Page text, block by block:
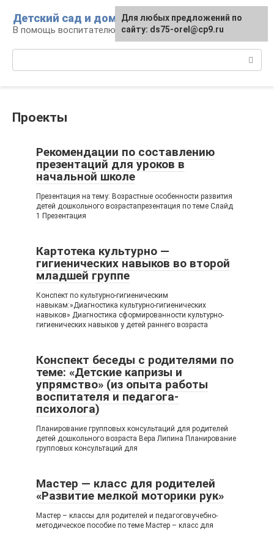
контенту
Детский сад и дом
В помощь воспитателю и родителям
Проекты
Рекомендации по составлению
презентаций для уроков в
начальной школе
Презентация на тему: Возрастные особенности развития
детей дошкольного возрастапрезентация по теме Слайд
1 Презентация
Картотека культурно —
гигиенических навыков во второй
младшей группе
Конспект по культурно-гигиеническим
навыкам:»Диагностика культурно-гигиенических
навыков» Диагностика сформированности культурно-
гигиенических навыков у детей раннего возраста
Конспект беседы с родителями по
теме: «Детские капризы и
упрямство» (из опыта работы
воспитателя и педагога-
психолога)
Планирование групповых консультаций для родителей
детей дошкольного возраста Вера Липина Планирование
групповых консультаций для
Мастер — класс для родителей
«Развитие мелкой моторики рук»
Мастер – классы для родителей и педагоговучебно-
методическое пособие по теме Мастер – класс для
Для любых предложений по
сайту: ds75-orel@cp9.ru